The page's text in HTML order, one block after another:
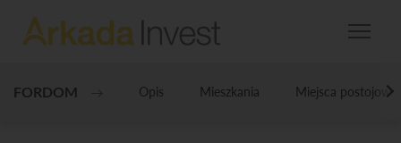
FORDOM Opis Mieszkania Miejsca postojowe